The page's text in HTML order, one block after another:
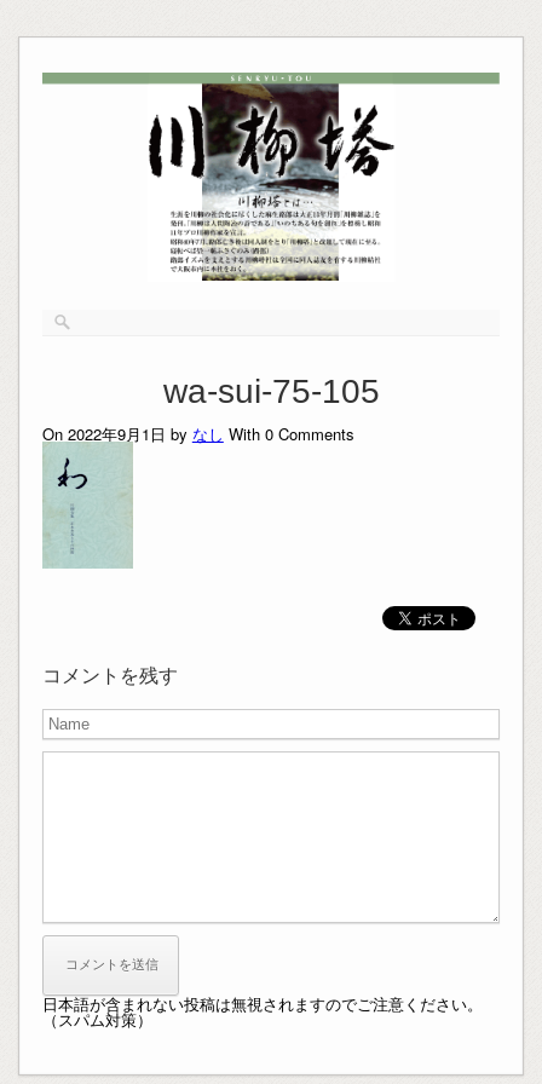
wa-sui-75-105
On 2022年9月1日 by なし With 0Comments
コメントを残す
日本語が含まれない投稿は無視されますのでご注意ください。
（スパム対策）